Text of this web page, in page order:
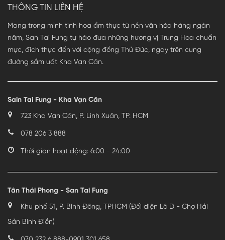
THÔNG TIN LIÊN HỆ
Mang trong mình tinh hoa ẩm thực từ nền văn hóa hàng ngàn
năm, San Tai Fung tự hào đưa những hương vị Trung Hoa chuẩn
mực, đích thực đến với cộng đồng Thủ Đức, ngay trên cung
đường sầm uất Kha Vạn Cân.
Sain Tai Fung - Kha Vạn Cân
723 Kha Vạn Cân, P. Linh Xuân, TP. HCM
078 206 3 888
Thời gian hoạt động: 6:00 - 24:00
Tân Thái Phong - San Tai Fung
Khu phố 51, P. Bình Đông, TPHCM (Đối diện Lô D - Chợ Hải
Sản Bình Điền)